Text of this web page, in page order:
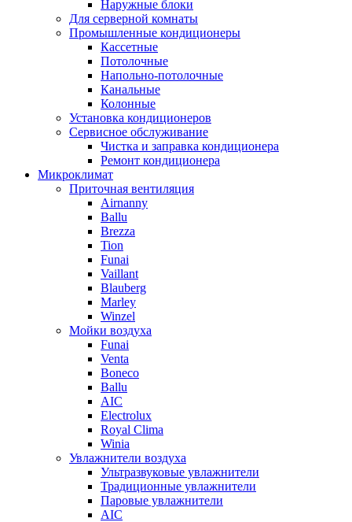
Наружные блоки
Для серверной комнаты
Промышленные кондиционеры
Кассетные
Потолочные
Напольно-потолочные
Канальные
Колонные
Установка кондиционеров
Сервисное обслуживание
Чистка и заправка кондиционера
Ремонт кондиционера
Микроклимат
Приточная вентиляция
Airnanny
Ballu
Brezza
Tion
Funai
Vaillant
Blauberg
Marley
Winzel
Мойки воздуха
Funai
Venta
Boneco
Ballu
AIC
Electrolux
Royal Clima
Winia
Увлажнители воздуха
Ультразвуковые увлажнители
Традиционные увлажнители
Паровые увлажнители
AIC